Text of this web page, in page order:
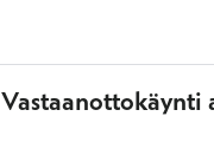
Vastaanottokäynti